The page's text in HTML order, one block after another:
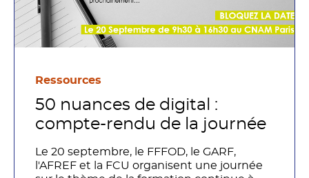
Ressources
50 nuances de digital :
compte-rendu de la journée
Le 20 septembre, le FFFOD, le GARF,
l'AFREF et la FCU organisent une journée